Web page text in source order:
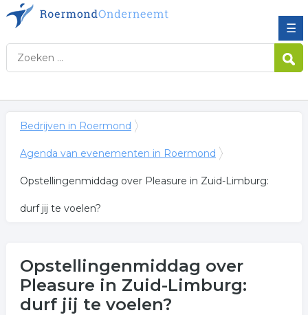
☰
Bedrijven in Roermond
Agenda van evenementen in Roermond
Opstellingenmiddag over Pleasure in Zuid-Limburg:
durf jij te voelen?
Opstellingenmiddag over
Pleasure in Zuid-Limburg:
durf jij te voelen?